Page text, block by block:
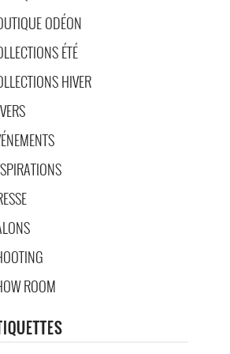
ODÉON
ÉTÉ
HIVER
ROOM